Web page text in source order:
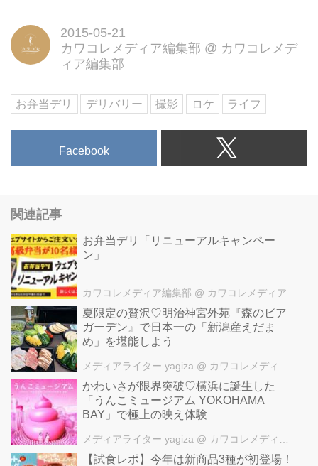
2015-05-21
カワコレメディア編集部 @ カワコレメデ
ィア編集部
お弁当デリ デリバリー 撮影 ロケ ライフ
Facebook
関連記事
お弁当デリ「リニューアルキャンペー
ン」
カワコレメディア編集部 @ カワコレメディア編集部
夏限定の贅沢♡明治神宮外苑『森のビア
ガーデン』で日本一の「新潟産えだま
め」を堪能しよう
メディアライター yagiza @ カワコレメディア編集部
かわいさが限界突破♡横浜に誕生した
「うんこミュージアム YOKOHAMA
BAY」で極上の映え体験
メディアライター yagiza @ カワコレメディア編集部
【試食レポ】今年は新商品3種が初登場！